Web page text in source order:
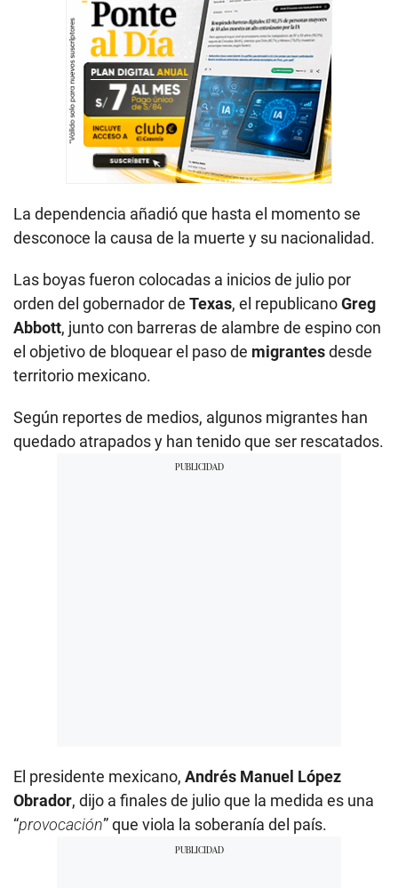
La dependencia añadió que hasta el momento se
desconoce la causa de la muerte y su nacionalidad.
Las boyas fueron colocadas a inicios de julio por
orden del gobernador de Texas, el republicanoGreg
Abbott, junto con barreras de alambre de espino con
el objetivo de bloquear el paso de migrantesdesde
territorio mexicano.
Según reportes de medios, algunos migrantes han
quedado atrapados y han tenido que ser rescatados.
El presidente mexicano, Andrés Manuel López
Obrador, dijo a finales de julio que la medida es una
“provocación” que viola la soberanía del país.